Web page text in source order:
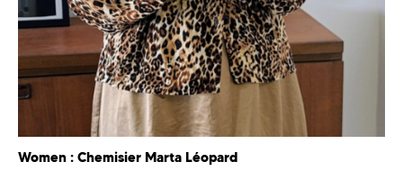
Women : Chemisier Marta Léopard